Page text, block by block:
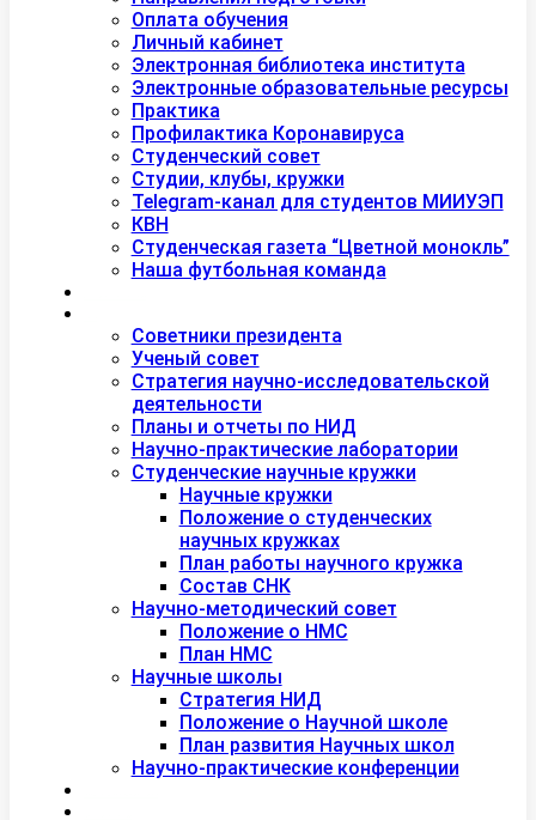
Оплата обучения
Личный кабинет
Электронная библиотека института
Электронные образовательные ресурсы
Практика
Профилактика Коронавируса
Студенческий совет
Студии, клубы, кружки
Telegram-канал для студентов МИИУЭП
КВН
Студенческая газета “Цветной монокль”
Наша футбольная команда
Советники президента
Ученый совет
Стратегия научно-исследовательской
деятельности
Планы и отчеты по НИД
Научно-практические лаборатории
Студенческие научные кружки
Научные кружки
Положение о студенческих
научных кружках
План работы научного кружка
Состав СНК
Научно-методический совет
Положение о НМС
План НМС
Научные школы
Стратегия НИД
Положение о Научной школе
План развития Научных школ
Научно-практические конференции